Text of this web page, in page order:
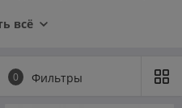
всё
0 Фильтры